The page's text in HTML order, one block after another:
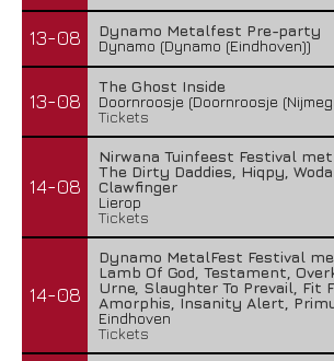
13-08
Dynamo Metalfest Pre-party
Dynamo (Dynamo (Eindhoven))
13-08
The Ghost Inside
Doornroosje (Doornroosje
Tickets
14-08
Nirwana Tuinfeest Festival met
The Dirty Daddies, Hiqpy,
Clawfinger
Lierop
Tickets
14-08
Dynamo MetalFest Festival
Lamb Of God, Testament,
Urne, Slaughter To Prevail, Fit
Amorphis, Insanity Alert,
Eindhoven
Tickets